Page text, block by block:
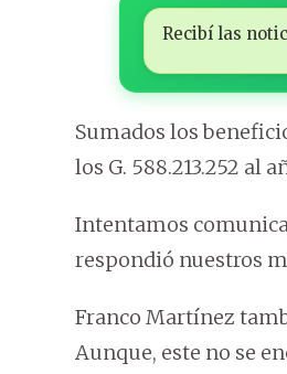
Recibí las
Sumados los
los G. 588.213.252 al
Intentamos
respondió nuestros
Franco Martínez
Aunque, este no se